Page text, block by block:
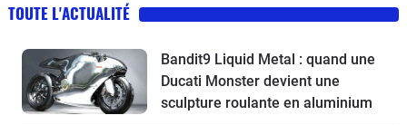
TOUTE L'ACTUALITÉ
Bandit9 Liquid Metal : quand une
Ducati Monster devient une
sculpture roulante en aluminium